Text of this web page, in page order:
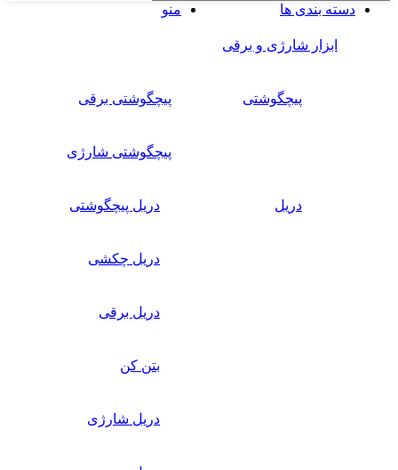
منو دسته بندی ها
ابزار شارژی و برقی
پیچگوشتی پیچگوشتی برقی
پیچگوشتی شارژی
دریل دریل پیچگوشتی
دریل چکشی
دریل برقی
بتن کن
دریل شارژی